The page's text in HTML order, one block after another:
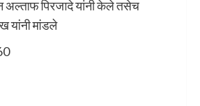
पिरजादे यांनी केले तसेच
यांनी मांडले